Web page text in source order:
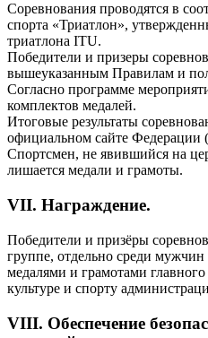
Соревнования проводятся в
спорта «Триатлон»,
триатлона ITU.
Победители и призеры
вышеуказанным Правилам и
Согласно программе
комплектов медалей.
Итоговые результаты
официальном сайте Федерации (
Спортсмен, не явившийся на
лишается медали и грамоты.
VII. Награждение.
Победители и призёры
группе, отдельно среди
медалями и грамотами
культуре и спорту
VIII. Обеспечение